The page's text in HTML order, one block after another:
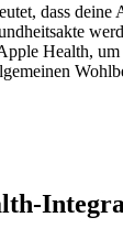
dass deine
Health,